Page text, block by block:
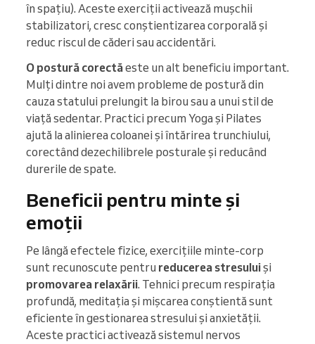
în spațiu). Aceste exerciții activează mușchii
stabilizatori, cresc conștientizarea corporală și
reduc riscul de căderi sau accidentări.
O postură corectăeste un alt beneficiu important.
Mulți dintre noi avem probleme de postură din
cauza statului prelungit la birou sau a unui stil de
viață sedentar. Practici precum Yoga și Pilates
ajută la alinierea coloanei și întărirea trunchiului,
corectând dezechilibrele posturale și reducând
durerile de spate.
Beneficii pentru minte și
emoții
Pe lângă efectele fizice, exercițiile minte-corp
sunt recunoscute pentru reducerea stresuluiși
promovarea relaxării. Tehnici precum respirația
profundă, meditația și mișcarea conștientă sunt
eficiente în gestionarea stresului și anxietății.
Aceste practici activează sistemul nervos